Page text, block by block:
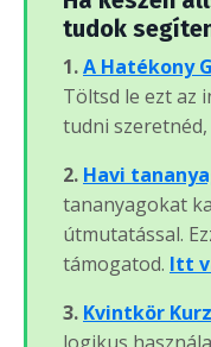
tudok
1.A Hatékony
Töltsd le ezt az
tudni szeretnéd,
2. Havi
tananyagokat
útmutatással.
támogatod. Itt
3. Kvintkör